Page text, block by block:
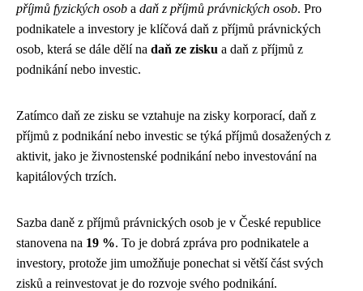
příjmů fyzických osob a daň z příjmů právnických osob. Pro
podnikatele a investory je klíčová daň z příjmů právnických
osob, která se dále dělí na daň ze zisku a daň z příjmů z
podnikání nebo investic.
Zatímco daň ze zisku se vztahuje na zisky korporací, daň z
příjmů z podnikání nebo investic se týká příjmů dosažených z
aktivit, jako je živnostenské podnikání nebo investování na
kapitálových trzích.
Sazba daně z příjmů právnických osob je v České republice
stanovena na 19 %. To je dobrá zpráva pro podnikatele a
investory, protože jim umožňuje ponechat si větší část svých
zisků a reinvestovat je do rozvoje svého podnikání.